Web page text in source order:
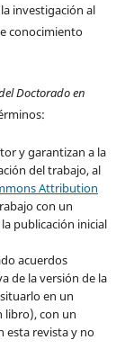
investigación al
conocimiento
Doctorado en
y garantizan a la
del trabajo, al
Attribution
con un
publicación inicial
acuerdos
de la versión de la
en un
libro), con un
esta revista y no